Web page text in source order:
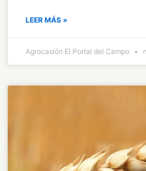
LEER MÁS »
Agrocasión El Portal del Campo